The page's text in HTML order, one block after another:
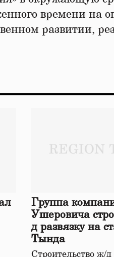
времени на
развитии,
Группа
Ушеровича
д развязку на
Тында
Строительство ж/д